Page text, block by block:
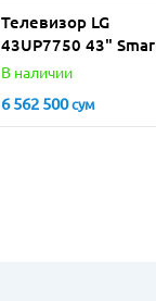
Телевизор LG
43UP7750 43"
TV 4K
В наличии
6 562 500сум